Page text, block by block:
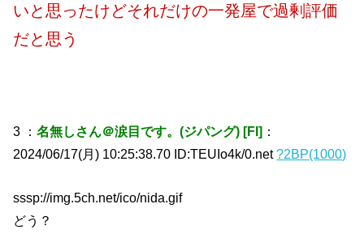
いと思ったけどそれだけの一発屋で過剰評価
だと思う
3 ：名無しさん＠涙目です。(ジパング) [FI] ：
2024/06/17(月) 10:25:38.70 ID:TEUIo4k/0.net?2BP(1000)
sssp://img.5ch.net/ico/nida.gif
どう？